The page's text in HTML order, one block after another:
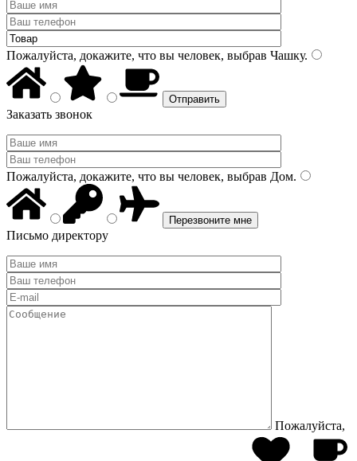
Пожалуйста, докажите, что вы человек, выбрав Чашку.
Заказать звонок
Пожалуйста, докажите, что вы человек, выбрав Дом.
Письмо директору
Пожалуйста,